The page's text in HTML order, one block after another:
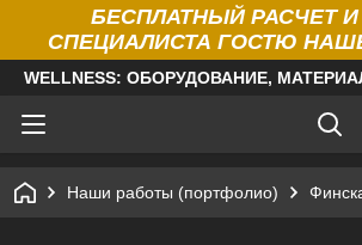
БЕСПЛАТНЫЙ РАСЧЕТ
СПЕЦИАЛИСТА ГОСТЮ
WELLNESS: ОБОРУДОВАНИЕ,
Наши работы (портфолио)